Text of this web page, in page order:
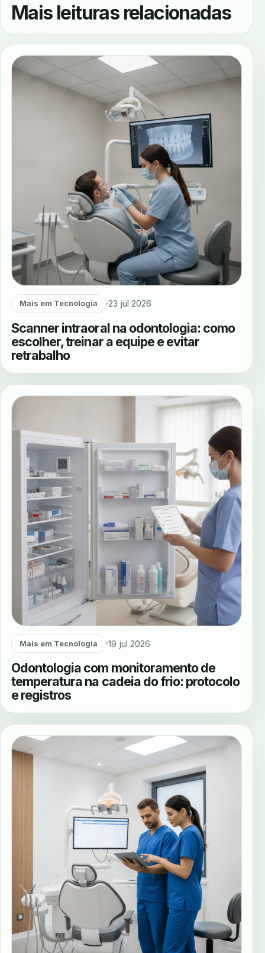
Mais leituras relacionadas
Mais em Tecnologia 23 jul 2026
Scanner intraoral na odontologia: como
escolher, treinar a equipe e evitar
retrabalho
Mais em Tecnologia 19 jul 2026
Odontologia com monitoramento de
temperatura na cadeia do frio: protocolo
e registros